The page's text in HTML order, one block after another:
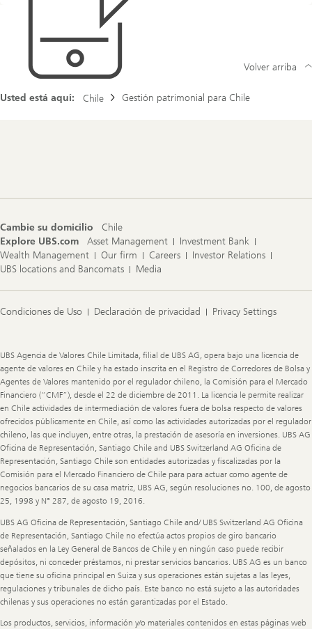
Usted está aquí: Chile Gestión patrimonial para Chile
Volver arriba
Cambie su domicilio
Chile
Explore UBS.com
Asset Management
Investment Bank
Wealth Management
Our firm Careers
Investor Relations
UBS locations and Bancomats
Media
Condiciones de Uso Declaración de privacidad Privacy Settings
Information
UBS Agencia de Valores Chile Limitada, filial de UBS AG, opera bajo una licencia de
agente de valores en Chile y ha estado inscrita en el Registro de Corredores de Bolsa y
Agentes de Valores mantenido por el regulador chileno, la Comisión para el Mercado
Financiero (“CMF”), desde el 22 de diciembre de 2011. La licencia le permite realizar
en Chile actividades de intermediación de valores fuera de bolsa respecto de valores
ofrecidos públicamente en Chile, así como las actividades autorizadas por el regulador
chileno, las que incluyen, entre otras, la prestación de asesoría en inversiones. UBS AG
Oficina de Representación, Santiago Chile and UBS Switzerland AG Oficina de
Representación, Santiago Chile son entidades autorizadas y fiscalizadas por la
Comisión para el Mercado Financiero de Chile para para actuar como agente de
negocios bancarios de su casa matriz, UBS AG, según resoluciones no. 100, de agosto
25, 1998 y N° 287, de agosto 19, 2016.
UBS AG Oficina de Representación, Santiago Chile and/ UBS Switzerland AG Oficina
de Representación, Santiago Chile no efectúa actos propios de giro bancario
señalados en la Ley General de Bancos de Chile y en ningún caso puede recibir
depósitos, ni conceder préstamos, ni prestar servicios bancarios. UBS AG es un banco
que tiene su oficina principal en Suiza y sus operaciones están sujetas a las leyes,
regulaciones y tribunales de dicho país. Este banco no está sujeto a las autoridades
chilenas y sus operaciones no están garantizadas por el Estado.
Los productos, servicios, información y/o materiales contenidos en estas páginas web